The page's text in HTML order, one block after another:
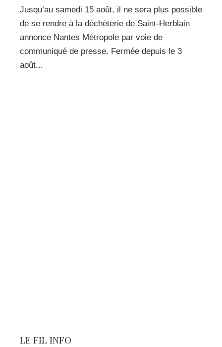
Jusqu’au samedi 15 août, il ne sera plus possible
de se rendre à la déchèterie de Saint-Herblain
annonce Nantes Métropole par voie de
communiqué de presse. Fermée depuis le 3
août...
LE FIL INFO